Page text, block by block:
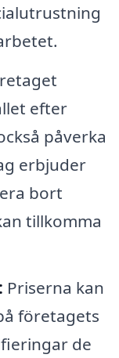
efter
påverka
erbjuder
bort
tillkomma
Priserna kan
företagets
de